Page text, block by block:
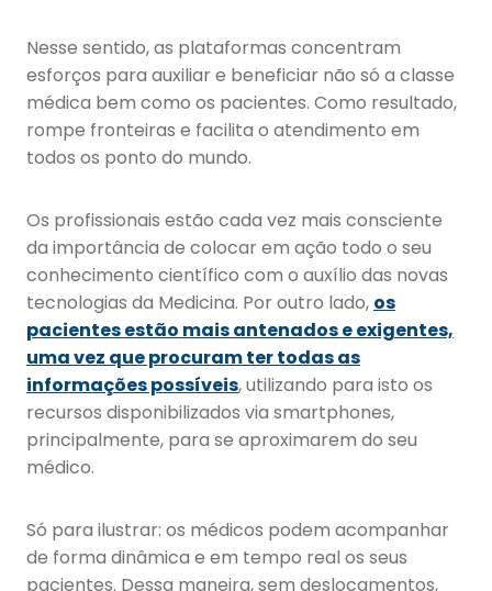
Nesse sentido, as plataformas concentram
esforços para auxiliar e beneficiar não só a classe
médica bem como os pacientes. Como resultado,
rompe fronteiras e facilita o atendimento em
todos os ponto do mundo.
Os profissionais estão cada vez mais consciente
da importância de colocar em ação todo o seu
conhecimento científico com o auxílio das novas
tecnologias da Medicina. Por outro lado, os
pacientes estão mais antenados e exigentes,
uma vez que procuram ter todas as
informações possíveis, utilizando para isto os
recursos disponibilizados via smartphones,
principalmente, para se aproximarem do seu
médico.
Só para ilustrar: os médicos podem acompanhar
de forma dinâmica e em tempo real os seus
pacientes. Dessa maneira, sem deslocamentos,